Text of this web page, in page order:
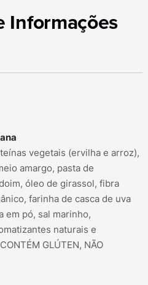
Informações
vegetais (ervilha e arroz),
amargo, pasta de
óleo de girassol, fibra
farinha de casca de uva
em pó, sal marinho,
naturais e
GLÚTEN, NÃO